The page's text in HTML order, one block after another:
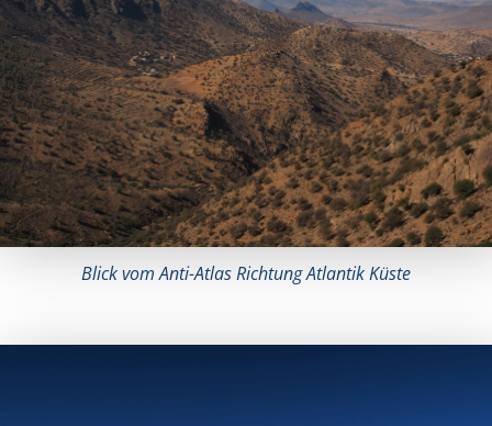
Blick vom Anti-Atlas Richtung Atlantik Küste